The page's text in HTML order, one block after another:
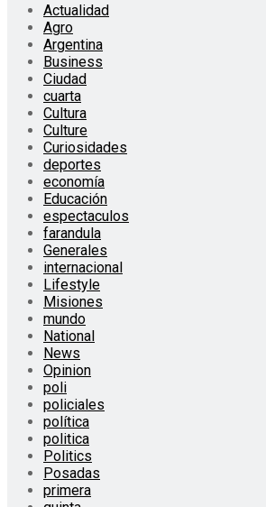
Actualidad
Agro
Argentina
Business
Ciudad
cuarta
Cultura
Culture
Curiosidades
deportes
economía
Educación
espectaculos
farandula
Generales
internacional
Lifestyle
Misiones
mundo
National
News
Opinion
poli
policiales
política
politica
Politics
Posadas
primera